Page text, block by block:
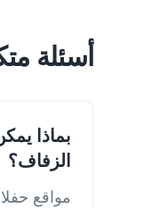
أسئلة
الزفاف؟
مواقع